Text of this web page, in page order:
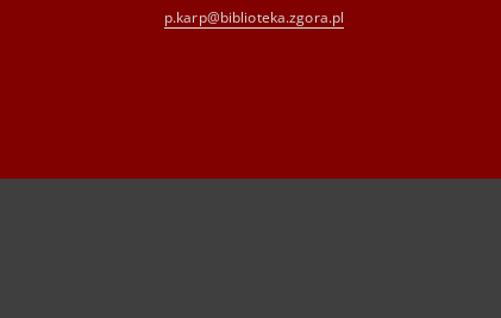
p.karp@biblioteka.zgora.pl